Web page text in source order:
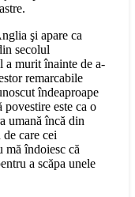
şi apare ca
secolul
a murit înainte de a-
remarcabile
îndeaproape
povestire este ca o
umană încă din
care cei
mă îndoiesc că
a scăpa unele